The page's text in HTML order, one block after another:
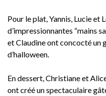
Pour le plat, Yannis, Lucie et
d’impressionnantes “mains
et Claudine ont concocté un
d’halloween.
En dessert, Christiane et
ont créé un spectaculaire